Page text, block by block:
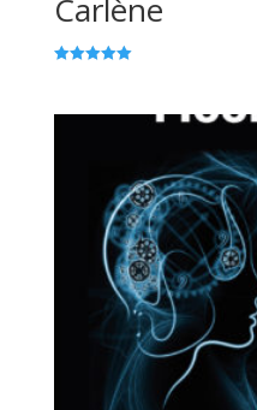
Carlène